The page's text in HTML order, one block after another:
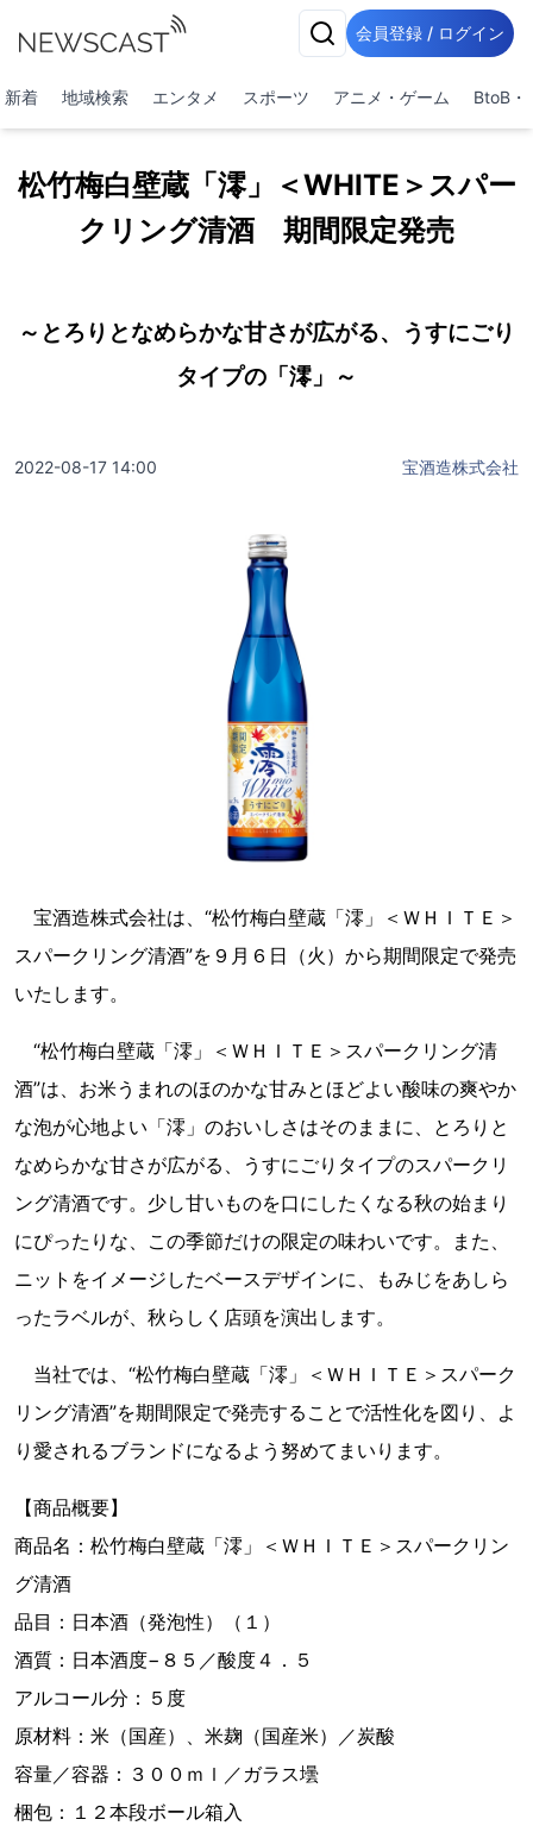
会員登録 / ログイン
新着 地域検索 エンタメ スポーツ アニメ・ゲーム BtoB・
松竹梅白壁蔵「澪」＜WHITE＞スパー
クリング清酒 期間限定発売
～とろりとなめらかな甘さが広がる、うすにごり
タイプの「澪」～
2022-08-17 14:00 宝酒造株式会社
宝酒造株式会社は、“松竹梅白壁蔵「澪」＜ＷＨＩＴＥ＞
スパークリング清酒”を９月６日（火）から期間限定で発売
いたします。
“松竹梅白壁蔵「澪」＜ＷＨＩＴＥ＞スパークリング清
酒”は、お米うまれのほのかな甘みとほどよい酸味の爽やか
な泡が心地よい「澪」のおいしさはそのままに、とろりと
なめらかな甘さが広がる、うすにごりタイプのスパークリ
ング清酒です。少し甘いものを口にしたくなる秋の始まり
にぴったりな、この季節だけの限定の味わいです。また、
ニットをイメージしたベースデザインに、もみじをあしら
ったラベルが、秋らしく店頭を演出します。
当社では、“松竹梅白壁蔵「澪」＜ＷＨＩＴＥ＞スパーク
リング清酒”を期間限定で発売することで活性化を図り、よ
り愛されるブランドになるよう努めてまいります。
【商品概要】
商品名：松竹梅白壁蔵「澪」＜ＷＨＩＴＥ＞スパークリン
グ清酒
品目：日本酒（発泡性）（１）
酒質：日本酒度−８５／酸度４．５
アルコール分：５度
原材料：米（国産）、米麹（国産米）／炭酸
容量／容器：３００ｍｌ／ガラス壜
梱包：１２本段ボール箱入